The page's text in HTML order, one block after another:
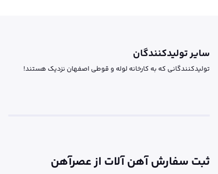
سایر تولیدکنندگان
تولیدکنندگانی که به کارخانه لوله و قوطی اصفهان نزدیک هستند!
ثبت سفارش آهن آلات از عصرآهن